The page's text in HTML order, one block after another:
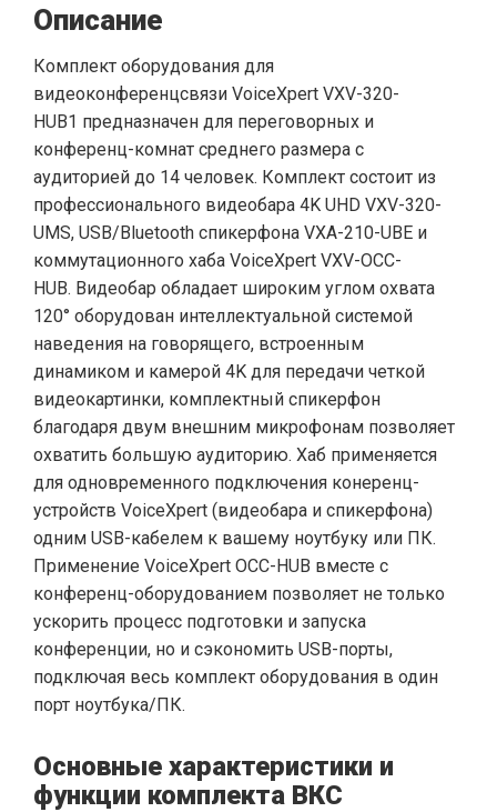
Описание
Комплект оборудования для
видеоконференцсвязи VoiceXpert VXV-320-
HUB1 предназначен для переговорных и
конференц-комнат среднего размера с
аудиторией до 14 человек. Комплект состоит из
профессионального видеобара 4K UHD VXV-320-
UMS, USB/Bluetooth спикерфона VXA-210-UBE и
коммутационного хаба VoiceXpert VXV-OCC-
HUB. Видеобар обладает широким углом охвата
120° оборудован интеллектуальной системой
наведения на говорящего, встроенным
динамиком и камерой 4K для передачи четкой
видеокартинки, комплектный спикерфон
благодаря двум внешним микрофонам позволяет
охватить большую аудиторию. Хаб применяется
для одновременного подключения конеренц-
устройств VoiceXpert (видеобара и спикерфона)
одним USB-кабелем к вашему ноутбуку или ПК.
Применение VoiceXpert OCC-HUB вместе с
конференц-оборудованием позволяет не только
ускорить процесс подготовки и запуска
конференции, но и сэкономить USB-порты,
подключая весь комплект оборудования в один
порт ноутбука/ПК.
Основные характеристики и
функции комплекта ВКС